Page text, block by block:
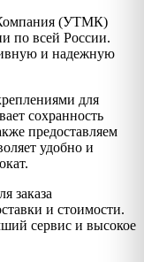
Компания (УТМК)
по всей России.
и надежную
для
сохранность
предоставляем
удобно и
заказа
и стоимости.
сервис и высокое